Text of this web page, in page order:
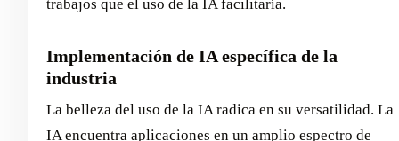
trabajos que el uso de la IA facilitaría.
Implementación de IA específica de la
industria
La belleza del uso de la IA radica en su versatilidad. La
IA encuentra aplicaciones en un amplio espectro de